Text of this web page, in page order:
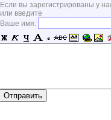
Если вы зарегистрированы у
или введите
Ваше имя: